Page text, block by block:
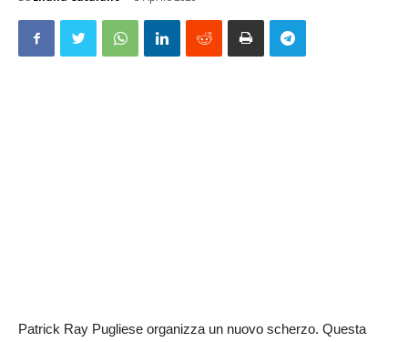
Patrick Ray Pugliese organizza un nuovo scherzo. Questa